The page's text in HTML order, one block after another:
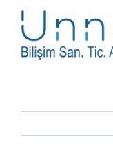
Skip
content